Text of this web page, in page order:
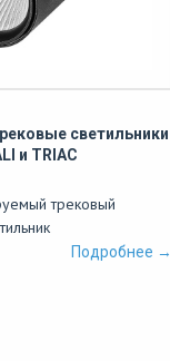
светильники
и TRIAC
трековый
Подробнее →